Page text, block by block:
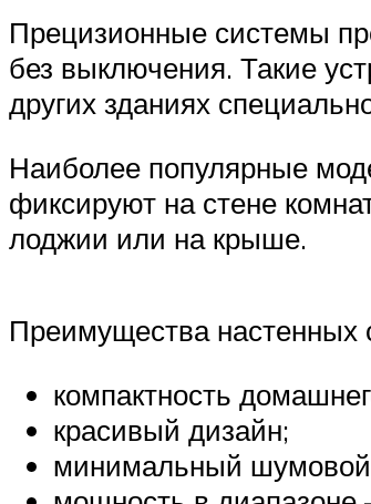
Прецизионные системы
без выключения. Такие
других зданиях
Наиболее популярные
фиксируют на стене
лоджии или на крыше.
Преимущества настенных
компактность
красивый дизайн;
минимальный